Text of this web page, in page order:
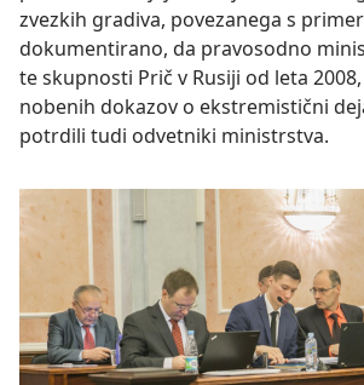
zvezkih gradiva, povezanega s
dokumentirano, da pravosodno
te skupnosti Prič v Rusiji od leta
nobenih dokazov o ekstremistični
potrdili tudi odvetniki ministrstva.